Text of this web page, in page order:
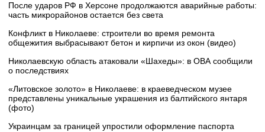
После ударов РФ в Херсоне продолжаются аварийные работы:
часть микрорайонов остается без света
Конфликт в Николаеве: строители во время ремонта
общежития выбрасывают бетон и кирпичи из окон (видео)
Николаевскую область атаковали «Шахеды»: в ОВА сообщили
о последствиях
«Литовское золото» в Николаеве: в краеведческом музее
представлены уникальные украшения из балтийского янтаря
(фото)
Украинцам за границей упростили оформление паспорта